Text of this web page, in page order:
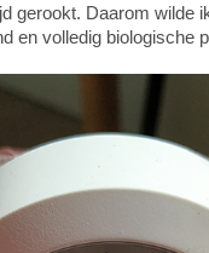
gerookt. Daarom wilde
en volledig biologische